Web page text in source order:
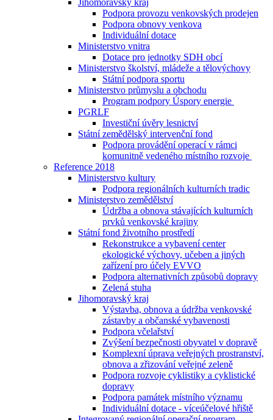
Jihomoravský kraj
Podpora provozu venkovských prodejen
Podpora obnovy venkova
Individuální dotace
Ministerstvo vnitra
Dotace pro jednotky SDH obcí
Ministerstvo školství, mládeže a tělovýchovy
Státní podpora sportu
Ministerstvo průmyslu a obchodu
Program podpory Úspory energie
PGRLF
Investiční úvěry lesnictví
Státní zemědělský intervenční fond
Podpora provádění operací v rámci
komunitně vedeného místního rozvoje
Reference 2018
Ministerstvo kultury
Podpora regionálních kulturních tradic
Ministerstvo zemědělství
Údržba a obnova stávajících kulturních
prvků venkovské krajiny
Státní fond životního prostředí
Rekonstrukce a vybavení center
ekologické výchovy, učeben a jiných
zařízení pro účely EVVO
Podpora alternativních způsobů dopravy
Zelená stuha
Jihomoravský kraj
Výstavba, obnova a údržba venkovské
zástavby a občanské vybavenosti
Podpora včelařství
Zvýšení bezpečnosti obyvatel v dopravě
Komplexní úprava veřejných prostranství,
obnova a zřizování veřejné zeleně
Podpora rozvoje cyklistiky a cyklistické
dopravy
Podpora památek místního významu
Individuální dotace - víceúčelové hřiště